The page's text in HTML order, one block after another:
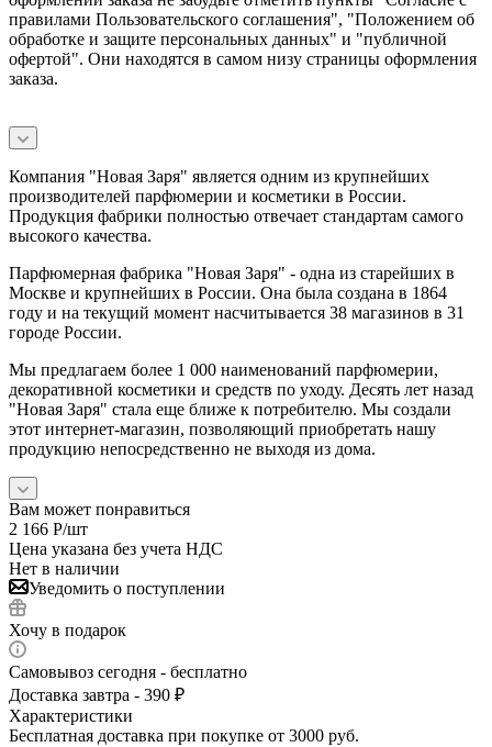
правилами Пользовательского соглашения", "Положением об
обработке и защите персональных данных" и "публичной
офертой". Они находятся в самом низу страницы оформления
заказа.
Компания "Новая Заря" является одним из крупнейших
производителей парфюмерии и косметики в России.
Продукция фабрики полностью отвечает стандартам самого
высокого качества.
Парфюмерная фабрика "Новая Заря" - одна из старейших в
Москве и крупнейших в России. Она была создана в 1864
году и на текущий момент насчитывается 38 магазинов в 31
городе России.
Мы предлагаем более 1 000 наименований парфюмерии,
декоративной косметики и средств по уходу. Десять лет назад
"Новая Заря" стала еще ближе к потребителю. Мы создали
этот интернет-магазин, позволяющий приобретать нашу
продукцию непосредственно не выходя из дома.
Вам может понравиться
2 166 Р/шт
Цена указана без учета НДС
Нет в наличии
Уведомить о поступлении
Хочу в подарок
Самовывоз сегодня - бесплатно
Доставка завтра - 390 ₽
Характеристики
Бесплатная доставка при покупке от 3000 руб.